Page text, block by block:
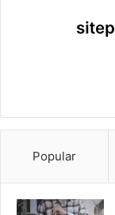
Popular